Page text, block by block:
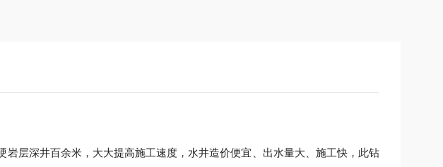
岩层深井百余米，大大提高施工速度，水井造价便宜、出水量大、施工快，此钻